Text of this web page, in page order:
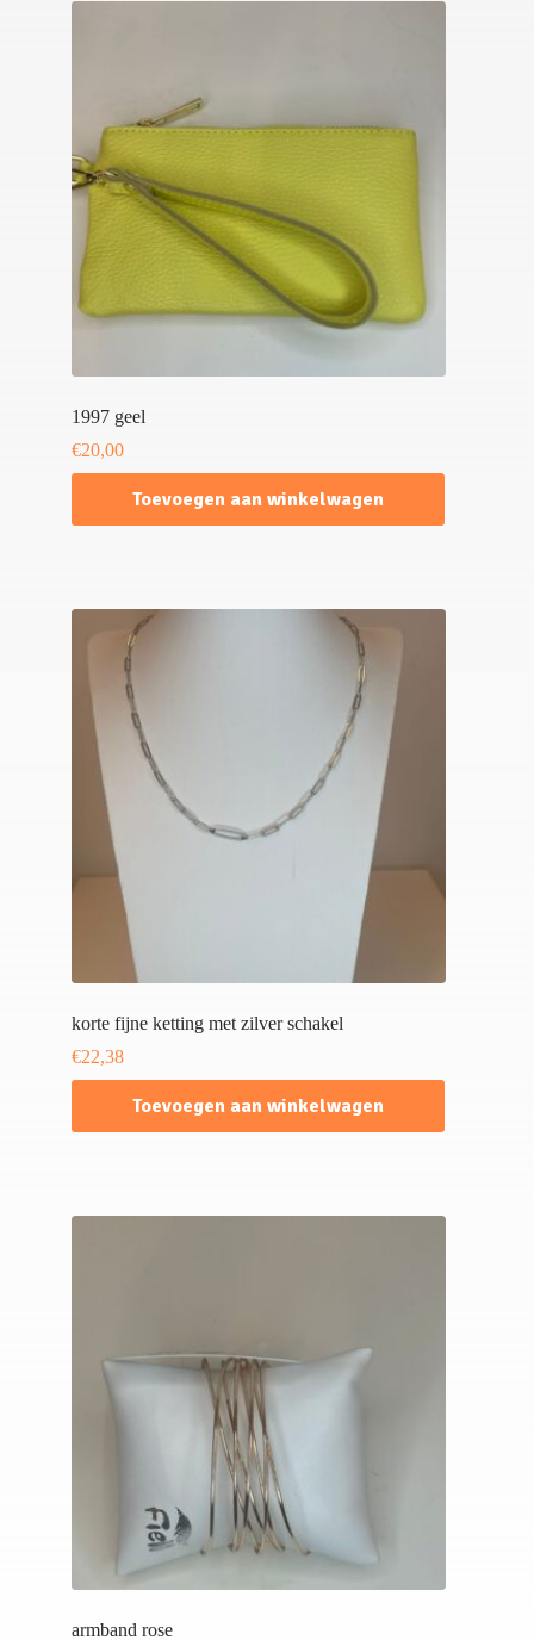
1997 geel
€20,00
Toevoegen aan winkelwagen
korte fijne ketting met zilver schakel
€22,38
Toevoegen aan winkelwagen
armband rose